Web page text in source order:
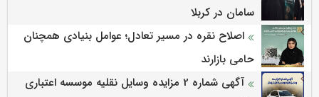
سامان در کربلا
اصلاح نقره در مسیر تعادل؛ عوامل بنیادی همچنان
حامی بازارند
آگهی شماره 2 مزایده وسایل نقلیه موسسه اعتباری